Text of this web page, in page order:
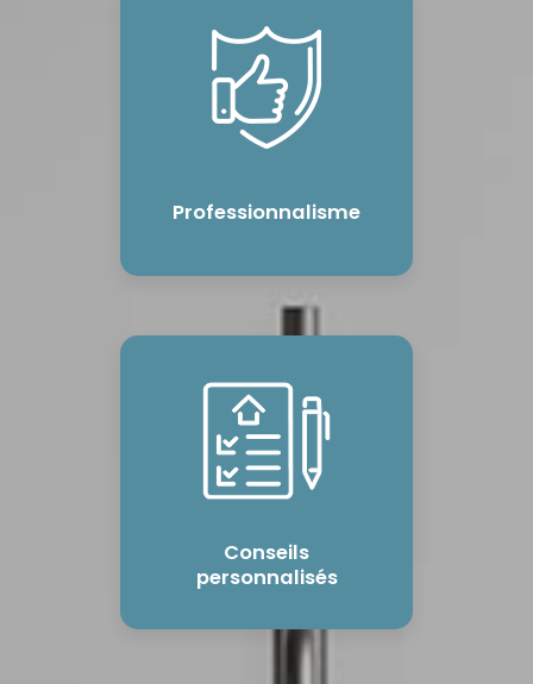
Professionnalisme
Conseils
personnalisés